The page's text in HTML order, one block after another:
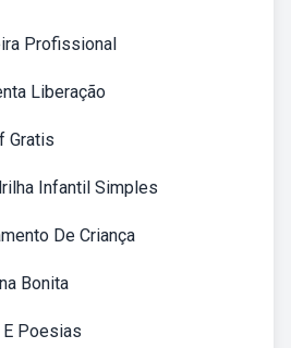
Profissional
Liberação
Gratis
Infantil Simples
De Criança
Bonita
Poesias